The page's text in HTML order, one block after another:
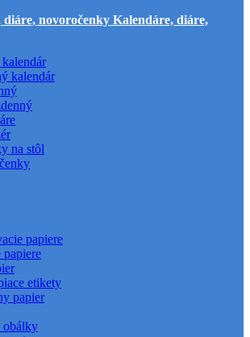
Kalendáre, diáre,
kalendár
na stôl
papiere
papiere
etikety
papier
obálky